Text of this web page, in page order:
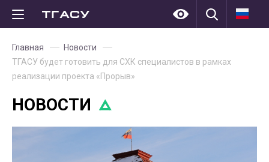
Главная
Новости
ТГАСУ будет готовить для СХК специалистов в рамках
реализации проекта «Прорыв»
НОВОСТИ